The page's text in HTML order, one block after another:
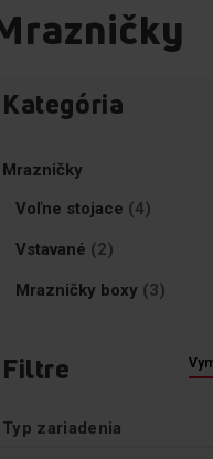
Kategória
Mrazničky
Voľne stojace
4
Položky
Vstavané 2
Položky
Mrazničky boxy 3
Položky
Filtre
Typ zariadenia